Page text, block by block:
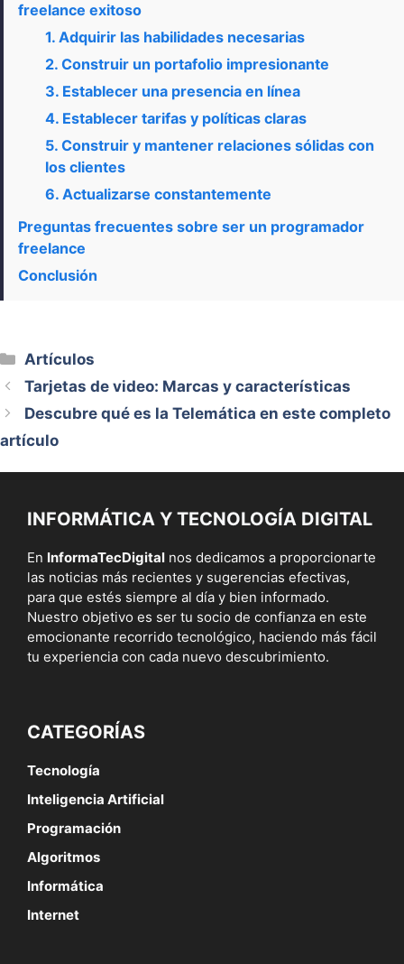
freelance exitoso
1. Adquirir las habilidades necesarias
2. Construir un portafolio impresionante
3. Establecer una presencia en línea
4. Establecer tarifas y políticas claras
5. Construir y mantener relaciones sólidas con
los clientes
6. Actualizarse constantemente
Preguntas frecuentes sobre ser un programador
freelance
Conclusión
Categorías
Artículos
Tarjetas de video: Marcas y características
Descubre qué es la Telemática en este completo
artículo
INFORMÁTICA Y TECNOLOGÍA DIGITAL
En InformaTecDigital nos dedicamos a proporcionarte
las noticias más recientes y sugerencias efectivas,
para que estés siempre al día y bien informado.
Nuestro objetivo es ser tu socio de confianza en este
emocionante recorrido tecnológico, haciendo más fácil
tu experiencia con cada nuevo descubrimiento.
CATEGORÍAS
Tecnología
Inteligencia Artificial
Programación
Algoritmos
Informática
Internet